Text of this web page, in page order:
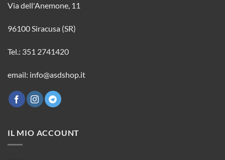
Via dell'Anemone, 11
96100 Siracusa (SR)
Tel.: 351 2741420
email: info@asdshop.it
IL MIO ACCOUNT